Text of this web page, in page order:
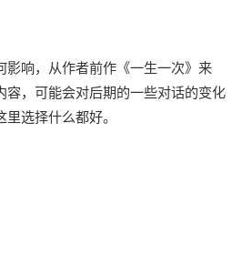
影响，从作者前作《一生一次》来
容，可能会对后期的一些对话的变化
选择什么都好。